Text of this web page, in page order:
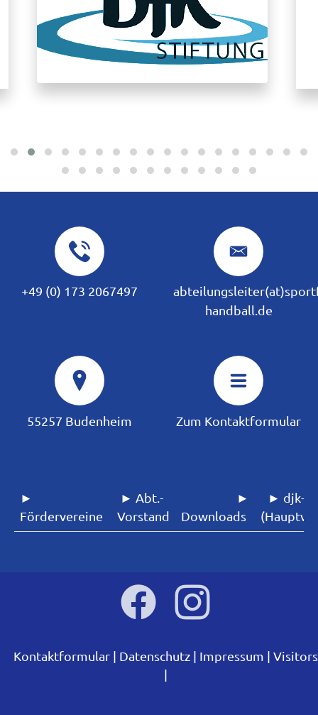
+49 (0) 173 2067497
handball.de
55257 Budenheim Zum Kontaktformular
►
Fördervereine
► Abt.-
Vorstand
►
Downloads
► djk-
Kontaktformular Datenschutz Impressum Visitors